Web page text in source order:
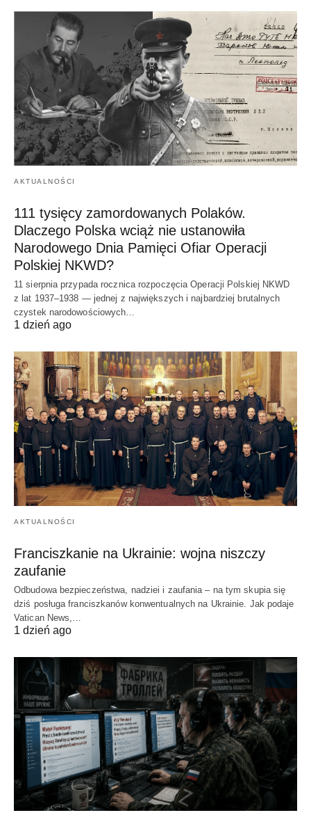
AKTUALNOŚCI
111 tysięcy zamordowanych Polaków.
Dlaczego Polska wciąż nie ustanowiła
Narodowego Dnia Pamięci Ofiar Operacji
Polskiej NKWD?
11 sierpnia przypada rocznica rozpoczęcia Operacji Polskiej NKWD
z lat 1937–1938 — jednej z największych i najbardziej brutalnych
czystek narodowościowych…
1 dzień ago
AKTUALNOŚCI
Franciszkanie na Ukrainie: wojna niszczy
zaufanie
Odbudowa bezpieczeństwa, nadziei i zaufania – na tym skupia się
dziś posługa franciszkanów konwentualnych na Ukrainie. Jak podaje
Vatican News,…
1 dzień ago